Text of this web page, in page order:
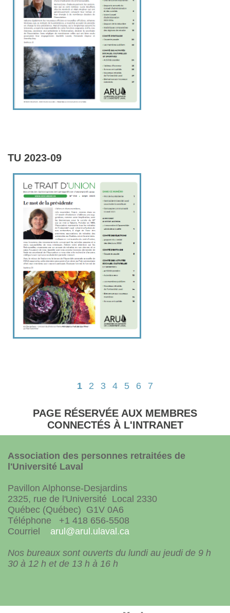
TU 2023-09
1 2 3 4 5 6 7
PAGE RÉSERVÉE AUX MEMBRES
CONNECTÉS À L'INTRANET
Association des personnes retraitées de
l'Université Laval
Pavillon Alphonse-Desjardins
2325, rue de l'Université Local 2330
Québec (Québec) G1V 0A6
Téléphone +1 418 656-5508
Courriel arul@arul.ulaval.ca
Nos bureaux sont ouverts du lundi au jeudi de 9 h
30 à 12 h et de 13 h à 16 h